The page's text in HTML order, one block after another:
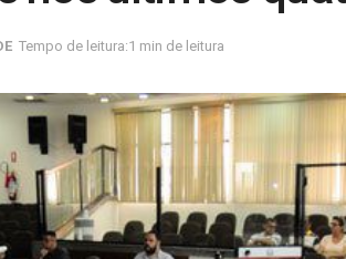
Tempo de leitura:1 min de leitura